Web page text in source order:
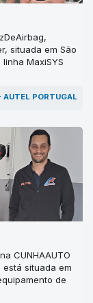
situada em São
MaxiSYS
AUTEL PORTUGAL
CUNHAAUTO
situada em
de